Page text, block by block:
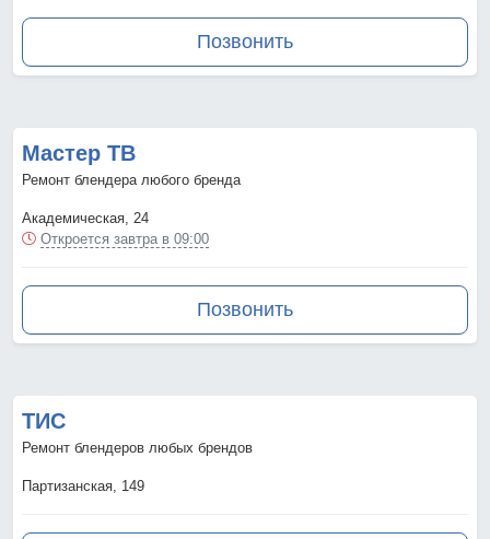
Позвонить
Мастер ТВ
Ремонт блендера любого бренда
Академическая, 24
Откроется завтра в 09:00
Позвонить
ТИС
Ремонт блендеров любых брендов
Партизанская, 149